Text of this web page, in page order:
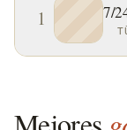
1 7/